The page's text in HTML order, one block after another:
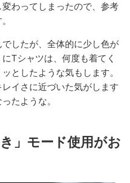
わってしまったので、参考
したが、全体的に少し色が
Tシャツは、何度も着てく
としたような気もします。
イさに近づいた気がします
たような。
」モード使用がお